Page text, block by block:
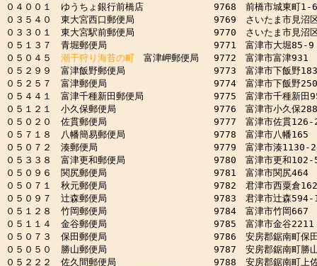
０４００１　ゆうちょ銀行前橋店　　　　　　　 9768　前橋市城東町
０３５４０　東大宮西口郵便局　　　　　　　　 9769　さいたま市見
０３３０１　東大宮駅前郵便局　　　　　　　　 9770　さいたま市見
０５１３７　青堀郵便局　　　　　　　　　　　 9771　富津市大堀85-9
０５０４５ 潮干狩り海苔の町 富津岬郵便局　 9772　富津市富津931
０５２９９　富津飯野郵便局　　　　　　　　　 9773　富津市下飯野183
０５２５７　富津郵便局　　　　　　　　　　　 9774　富津市下飯野
０５４４１　富津千種新田郵便局　　　　　　　 9775　富津市千種新田
０５１２１　小久保郵便局　　　　　　　　　　 9776　富津市小久保
０５０２０　佐貫郵便局　　　　　　　　　　　 9777　富津市佐貫126-
０５７１８　八幡簡易郵便局　　　　　　　　　 9778　富津市八幡165
０５０７２　湊郵便局　　　　　　　　　　　　 9779　富津市湊1130-2
０５３３８　富津更和郵便局　　　　　　　　　 9780　富津市更和102-
０５０９６　関尻郵便局　　　　　　　　　　　 9781　富津市関尻464
０５０７１　秋元郵便局　　　　　　　　　　　 9782　君津市西粟倉
０５０９７　辻森郵便局　　　　　　　　　　　 9783　君津市辻森594-
０５１２８　竹岡郵便局　　　　　　　　　　　 9784　富津市竹岡667
０５１１４　金谷郵便局　　　　　　　　　　　 9785　富津市金谷2211
０５０７３　保田郵便局　　　　　　　　　　　 9786　安房郡鋸南町保
０５０５０　勝山郵便局　　　　　　　　　　　 9787　安房郡鋸南町勝
０５２２２　佐久間郵便局　　　　　　　　　　 9788　安房郡鋸南町上